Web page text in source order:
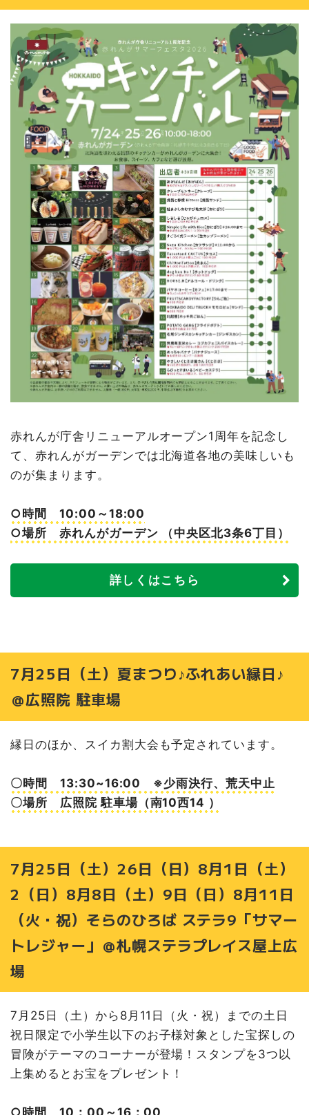
赤れんが庁舎リニューアルオープン1周年を記念し
て、赤れんがガーデンでは北海道各地の美味しいも
のが集まります。
○時間 10:00～18:00
○場所 赤れんがガーデン （中央区北3条6丁目）
詳しくはこちら
7月25日（土）夏まつり♪ふれあい縁日♪
＠広照院 駐車場
縁日のほか、スイカ割大会も予定されています。
〇時間 13:30~16:00 ※少雨決行、荒天中止
〇場所 広照院 駐車場（南10西14 ）
7月25日（土）26日（日）8月1日（土）
2（日）8月8日（土）9日（日）8月11日
（火・祝）そらのひろば ステラ9「サマー
トレジャー」＠札幌ステラプレイス屋上広
場
7月25日（土）から8月11日（火・祝）までの土日
祝日限定で小学生以下のお子様対象とした宝探しの
冒険がテーマのコーナーが登場！スタンプを3つ以
上集めるとお宝をプレゼント！